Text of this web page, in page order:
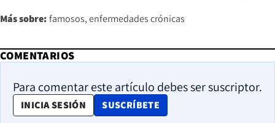
Más sobre: famosos enfermedades crónicas
COMENTARIOS
Para comentar este artículo debes ser suscriptor.
INICIA SESIÓN SUSCRÍBETE
OPENS IN NEW WINDOW